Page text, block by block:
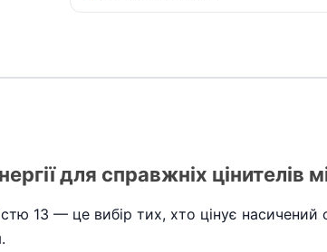
для справжніх цінителів
13 — це вибір тих, хто цінує